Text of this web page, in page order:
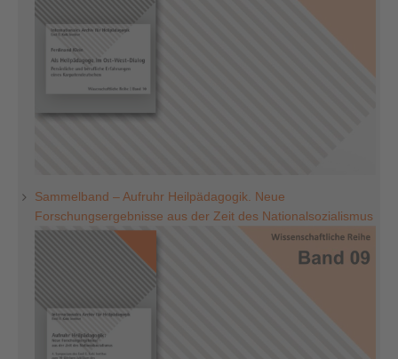
Sammelband – Aufruhr Heilpädagogik. Neue
Forschungsergebnisse aus der Zeit des Nationalsozialismus